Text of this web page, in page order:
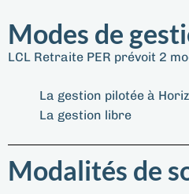
Modes de
LCL Retraite PER prévoit 2
La gestion pilotée à
La gestion libre
Modalités de